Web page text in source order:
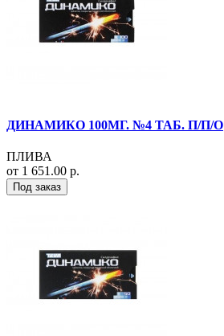
ДИНАМИКО 100МГ. №4 ТАБ. П/П/О
ПЛИВА
от 1 651.00 р.
Под заказ